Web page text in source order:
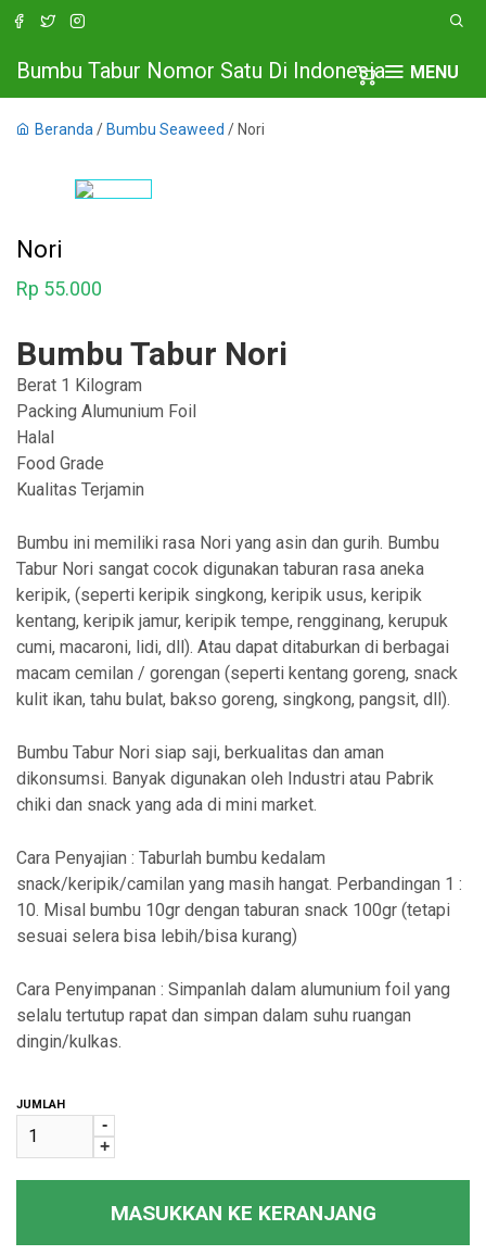
MENU
Bumbu Tabur Nomor Satu Di Indonesia
Beranda / Bumbu Seaweed / Nori
Nori
Rp 55.000
Bumbu Tabur Nori
Berat 1 Kilogram
Packing Alumunium Foil
Halal
Food Grade
Kualitas Terjamin
Bumbu ini memiliki rasa Nori yang asin dan gurih. Bumbu
Tabur Nori sangat cocok digunakan taburan rasa aneka
keripik, (seperti keripik singkong, keripik usus, keripik
kentang, keripik jamur, keripik tempe, rengginang, kerupuk
cumi, macaroni, lidi, dll). Atau dapat ditaburkan di berbagai
macam cemilan / gorengan (seperti kentang goreng, snack
kulit ikan, tahu bulat, bakso goreng, singkong, pangsit, dll).
Bumbu Tabur Nori siap saji, berkualitas dan aman
dikonsumsi. Banyak digunakan oleh Industri atau Pabrik
chiki dan snack yang ada di mini market.
Cara Penyajian : Taburlah bumbu kedalam
snack/keripik/camilan yang masih hangat. Perbandingan 1 :
10. Misal bumbu 10gr dengan taburan snack 100gr (tetapi
sesuai selera bisa lebih/bisa kurang)
Cara Penyimpanan : Simpanlah dalam alumunium foil yang
selalu tertutup rapat dan simpan dalam suhu ruangan
dingin/kulkas.
JUMLAH
-
+
MASUKKAN KE KERANJANG